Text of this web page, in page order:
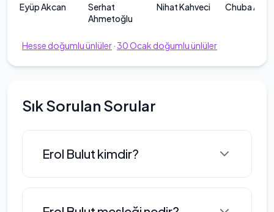
Eyüp Akcan
Serhat
Ahmetoğlu
Nihat Kahveci Chuba
Hesse doğumlu ünlüler·30Ocak doğumlu ünlüler
Sık Sorulan Sorular
Erol Bulut kimdir?